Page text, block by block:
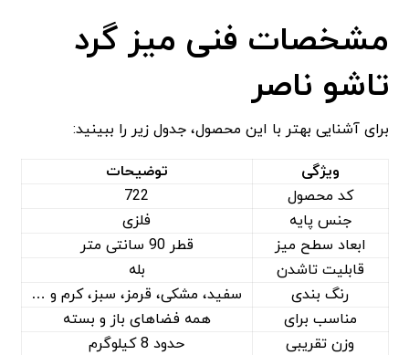
مشخصات فنی میز گرد
تاشو ناصر
برای آشنایی بهتر با این محصول، جدول زیر را ببینید:
ویژگی
توضیحات
کد محصول
722
جنس پایه
فلزی
ابعاد سطح میز
قطر 90 سانتی متر
قابلیت تاشدن
بله
رنگ ‌بندی
سفید، مشکی، قرمز، سبز، کرم و …
مناسب برای
همه فضاهای باز و بسته
وزن تقریبی
حدود 8 کیلوگرم